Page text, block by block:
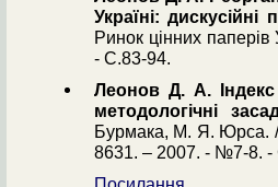
Україні: дискусійні
Ринок цінних
- С.83-94.
Леонов Д. А. Індекс
методологічні
Бурмака, М. Я. Юрса. //
8631. – 2007. - №7-8. -